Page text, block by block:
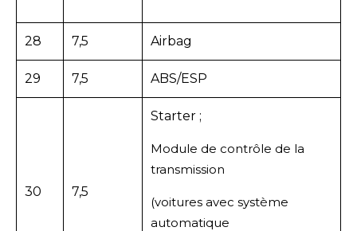
28 7,5 Airbag
29 7,5 ABS/ESP
30 7,5
Starter ;
Module de contrôle de la
transmission
(voitures avec système
automatique